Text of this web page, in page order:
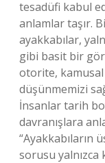
tesadüfi kabul
anlamlar taşır.
ayakkabılar,
gibi basit bir
otorite,
düşünmemizi
İnsanlar tarih
davranışlara
“Ayakkabıların
sorusu